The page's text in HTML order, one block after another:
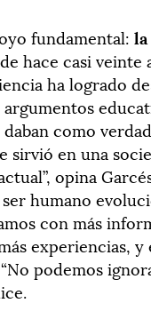
fundamental:
hace casi veinte
ha logrado
daban como
sirvió en una
opina
humano
con más
experiencias, y
podemos